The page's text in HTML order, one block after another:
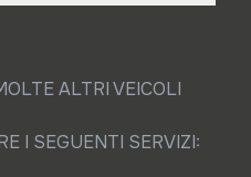
ALTRI VEICOLI
I SEGUENTI SERVIZI: